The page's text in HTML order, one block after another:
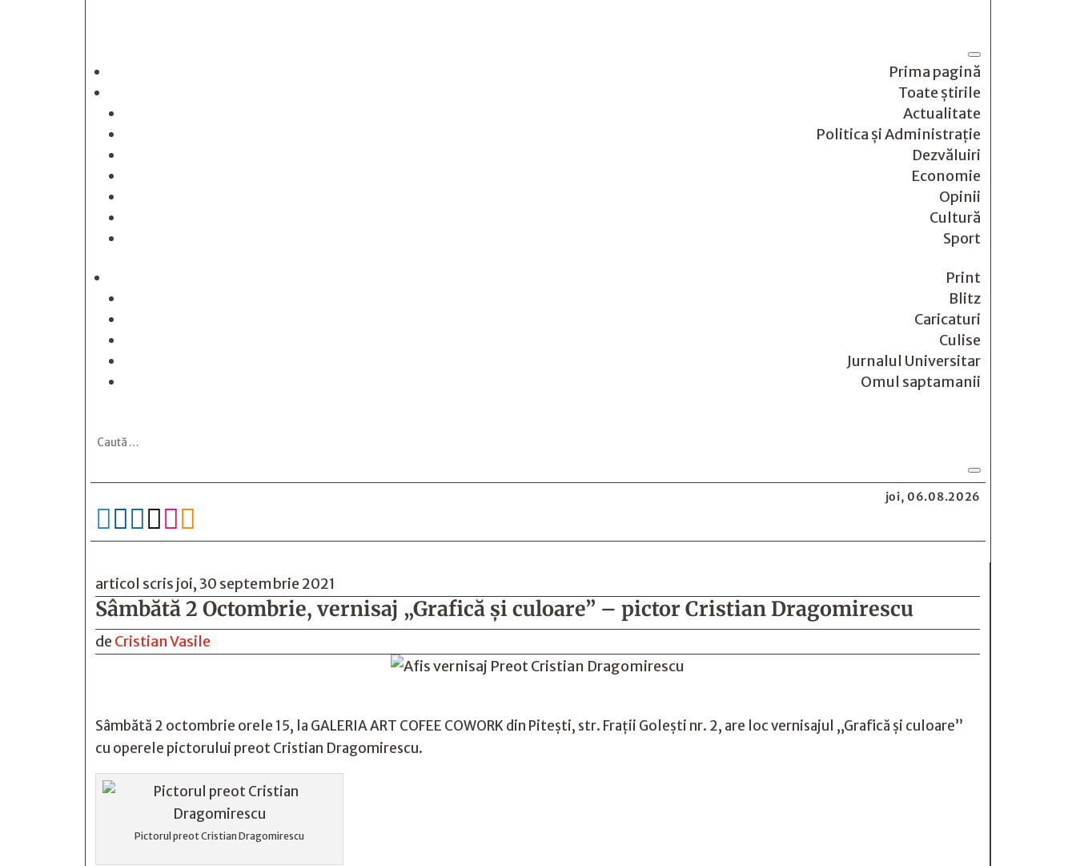
Prima pagină
Toate știrile
Actualitate
Politica și Administrație
Dezvăluiri
Economie
Opinii
Cultură
Sport
Print
Blitz
Caricaturi
Culise
Jurnalul Universitar
Omul saptamanii
joi, 06.08.2026

articol scris joi, 30 septembrie 2021
Sâmbătă 2 Octombrie, vernisaj „Grafică și culoare” – pictor Cristian Dragomirescu
de Cristian Vasile
Sâmbătă 2 octombrie orele 15, la GALERIA ART COFEE COWORK din Pitești, str. Frații Golești nr. 2, are loc vernisajul „Grafică și culoare”
cu operele pictorului preot Cristian Dragomirescu.
Pictorul preot Cristian Dragomirescu